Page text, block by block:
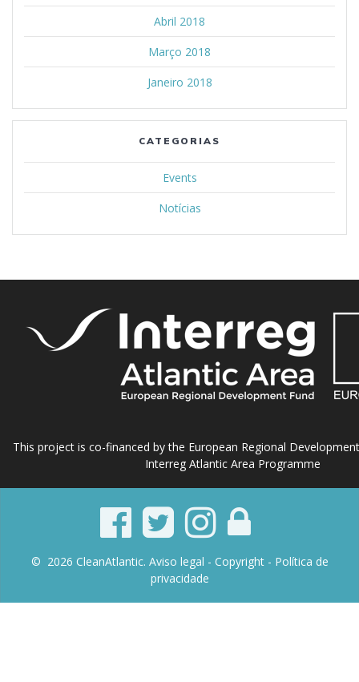
Abril 2018
Março 2018
Janeiro 2018
CATEGORIAS
Events
Notícias
This project is co-financed by the European Regional
Interreg Atlantic Area Programme
© 2026 CleanAtlantic. Aviso legal - Copyright - Política de
privacidade